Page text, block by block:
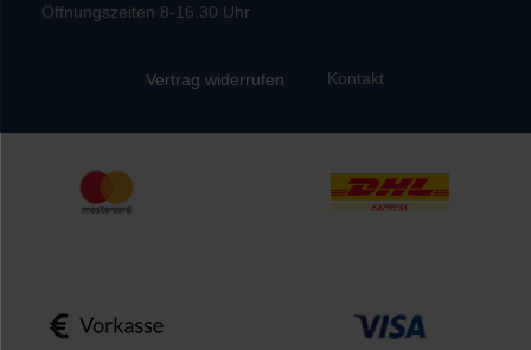
Öffnungszeiten 8-16.30 Uhr
Vertrag widerrufen Kontakt